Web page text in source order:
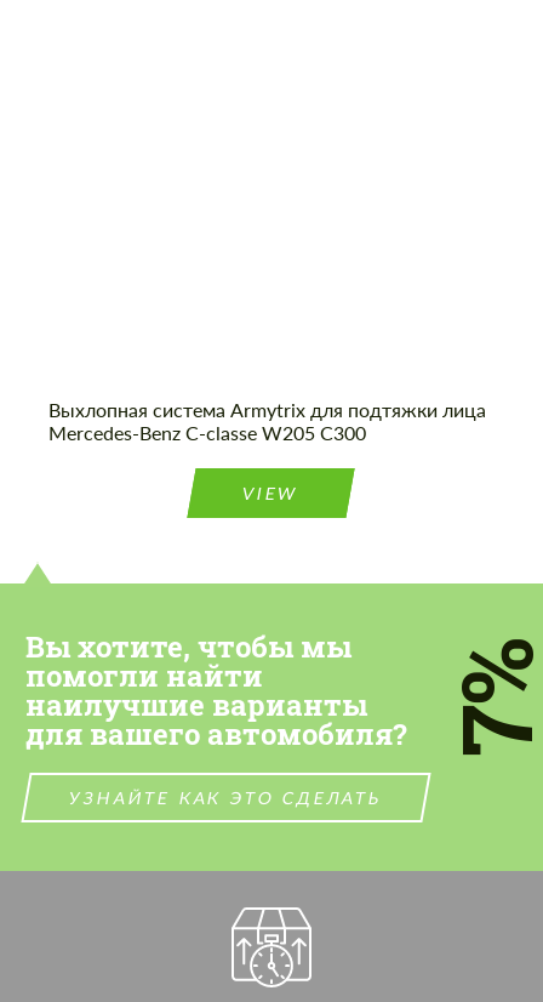
Выхлопная система Armytrix для подтяжки лица
Mercedes-Benz C-classe W205 C300
VIEW
Вы хотите, чтобы мы
помогли найти
наилучшие варианты
для вашего автомобиля?
УЗНАЙТЕ КАК ЭТО СДЕЛАТЬ
Мы говорим на вашем языке
Мы говорим на вашем языке